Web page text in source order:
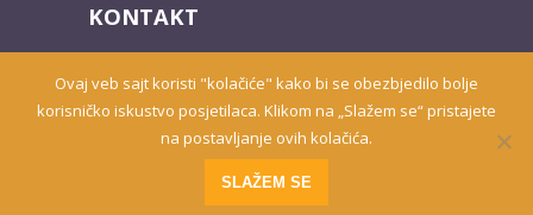
KONTAKT
Email:marketing@hnsmjestaj.com
Prisutni od 2010. godine | 2019 © Smještaj u Herceg Novom
Website developed byPRO ECO
Ovaj veb sajt koristi "kolačiće" kako bi se obezbjedilo bolje
korisničko iskustvo posjetilaca. Klikom na „Slažem se“ pristajete
na postavljanje ovih kolačića.
SLAŽEM SE